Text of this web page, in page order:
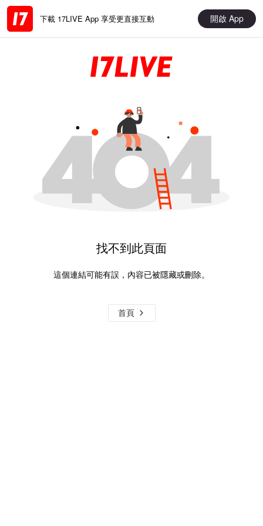
下載 17LIVE App 享受更直接互動 開啟 App
找不到此頁面
這個連結可能有誤，內容已被隱藏或刪除。
首頁